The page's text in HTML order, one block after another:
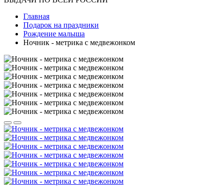
Главная
Подарок на праздники
Рождение малыша
Ночник - метрика с медвежонком